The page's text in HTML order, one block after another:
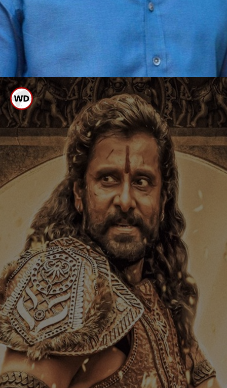
ಮಹೇಶ್ ಬಾಬು
ಆದರೆ ಎಲ್ಲರೂ ರಾಮನಾಗಿ ಜನರನ್ನು ಸೆಳೆಯಲು
ಯಶಸ್ವಿಯಾಗಿಲ್ಲ. ಹಾಗಿದ್ದರೆ ಈಗಿನ ನಟರ ಪೈಕಿ
ಶ್ರೀರಾಮಚಂದ್ರನ ಪಾತ್ರಕ್ಕೆ ತಕ್ಕವರಾಗಬಲ್ಲ
ನಟರು ಯಾರು ಎಂದು ನೋಡೋಣ.
ವಿಕ್ರಮ್